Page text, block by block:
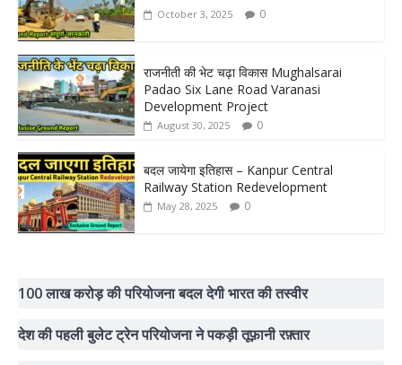
October 3, 2025 0
राजनीती की भेट चढ़ा विकास Mughalsarai
Padao Six Lane Road Varanasi
Development Project
August 30, 2025 0
बदल जायेगा इतिहास – Kanpur Central
Railway Station Redevelopment
May 28, 2025 0
100 लाख करोड़ की परियोजना बदल देगी भारत की तस्वीर
देश की पहली बुलेट ट्रेन परियोजना ने पकड़ी तूफ़ानी रफ़्तार